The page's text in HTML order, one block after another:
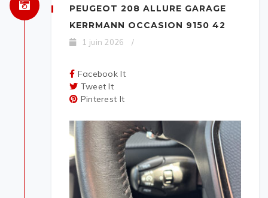
PEUGEOT 208 ALLURE GARAGE
KERRMANN OCCASION 9150 42
1 juin 2026 /
Facebook It
Tweet It
Pinterest It